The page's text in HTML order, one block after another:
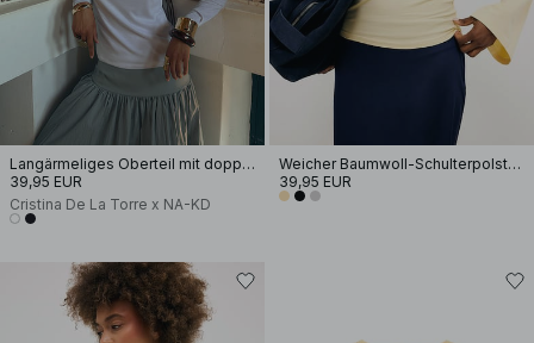
Langärmeliges Oberteil mit doppelter Lage
39,95 EUR
Cristina De La Torre x NA-KD
Weicher Baumwoll-Schulterpolster Langarm-T-Shirt
39,95 EUR